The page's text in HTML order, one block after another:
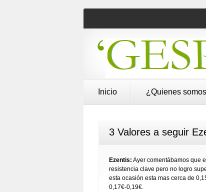
Inicio ¿Quienes
3 Valores a seguir
Ezentis: Ayer comentábamos que
resistencia clave pero no logro
esta ocasión esta mas cerca de
0,17€-0,19€.